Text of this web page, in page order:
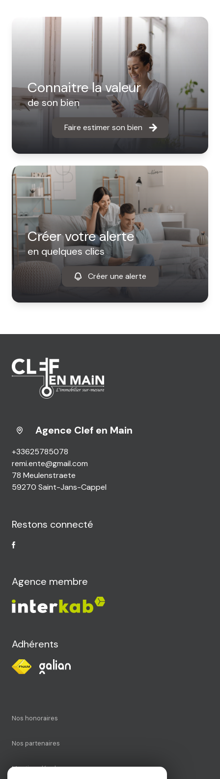
Connaitre la valeur
de son bien
Faire estimer son bien
Créer votre alerte
en quelques clics
Créer une alerte
Agence Clef en Main
+33625785078
remi.ente@gmail.com
78 Meulenstraete
59270 Saint-Jans-Cappel
Restons connecté
Agence membre
Adhérents
Nos honoraires
Nos partenaires
Mentions légales